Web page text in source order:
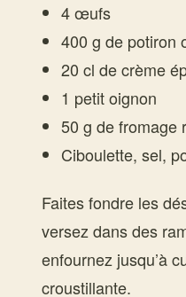
4 œufs
400 g de potiron
20 cl de crème
1 petit oignon
50 g de
Ciboulette, sel,
Faites fondre les
versez dans des
enfournez jusqu’à
croustillante.